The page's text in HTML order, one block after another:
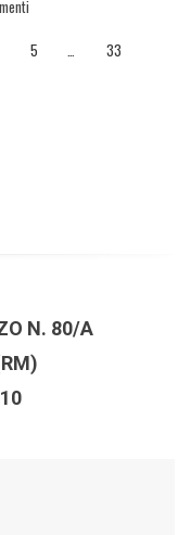
5 …
33
N. 80/A